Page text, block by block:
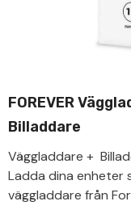
FOREVER
Billaddare
Väggladdare +
Ladda dina enheter
väggladdare från